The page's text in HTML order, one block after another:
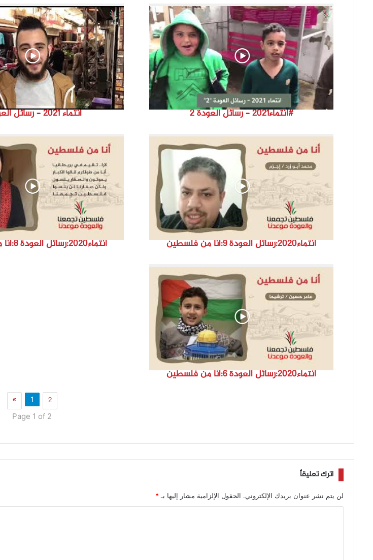
#انتماء2021 – رسائل العودة ٢ انتماء 2021 – رسائل العودة ١
انتماء2020:رسائل العودة 9:أنا من فلسطين انتماء2020:رسائل العودة 8:أنا من فلسطين
انتماء2020:رسائل العودة 6:أنا من فلسطين
1 2
»
Page 1 of 2
اترك تعليقاً
لن يتم نشر عنوان بريدك الإلكتروني. الحقول الإلزامية مشار إليها بـ *